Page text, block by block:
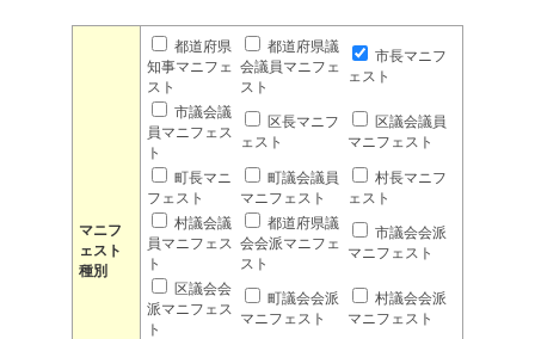
マニフ
ェスト
種別
都道府県
知事マニフェ
スト
都道府県議
会議員マニフェ
スト
市長マニフ
ェスト
市議会議
員マニフェス
ト
区長マニフ
ェスト
区議会議員
マニフェスト
町長マニ
フェスト
町議会議員
マニフェスト
村長マニフ
ェスト
村議会議
員マニフェス
ト
都道府県議
会会派マニフェ
スト
市議会会派
マニフェスト
区議会会
派マニフェス
ト
町議会会派
マニフェスト
村議会会派
マニフェスト